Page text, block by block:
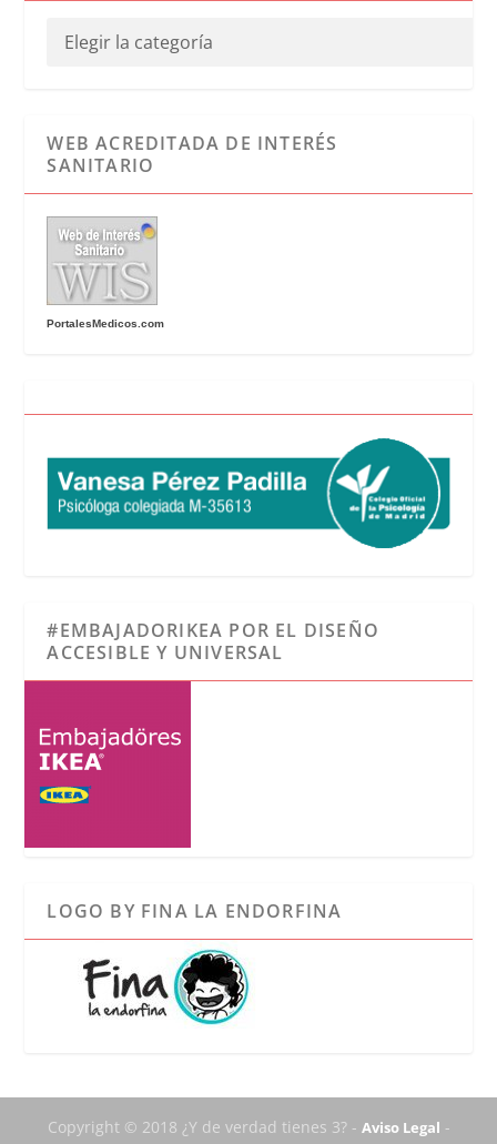
WEB ACREDITADA DE INTERÉS
SANITARIO
PortalesMedicos.com
#EMBAJADORIKEA POR EL DISEÑO
ACCESIBLE Y UNIVERSAL
LOGO BY FINA LA ENDORFINA
Copyright © 2018 ¿Y de verdad tienes 3? - Aviso Legal -